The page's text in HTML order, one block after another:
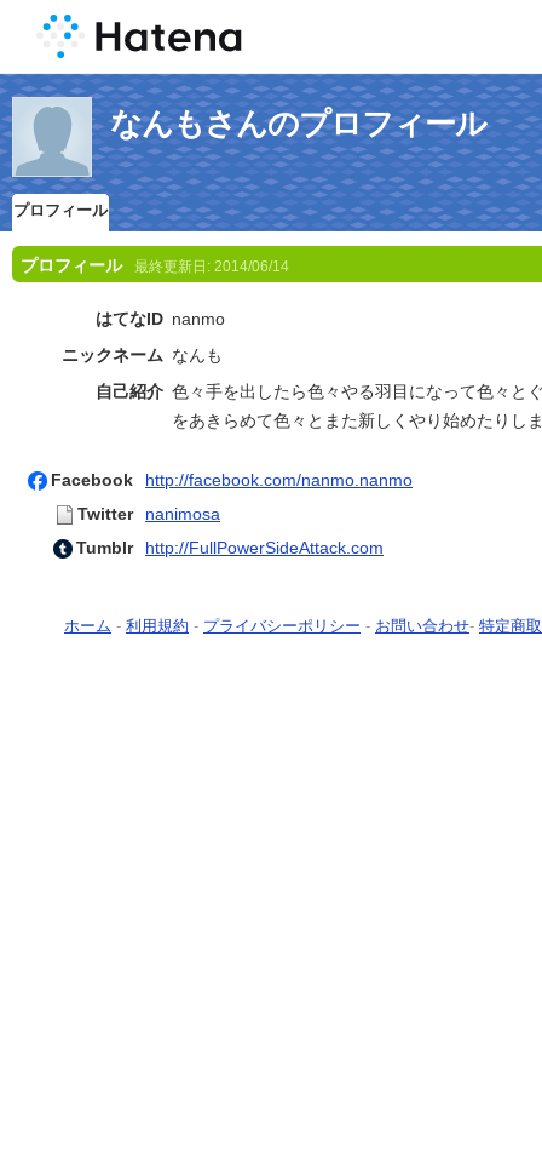
なんもさんのプロフィール
プロフィール
プロフィール 最終更新日: 2014/06/14
はてなID nanmo
ニックネーム なんも
自己紹介 色々手を出したら色々やる羽目になって色々と
をあきらめて色々とまた新しくやり始めたりし
Facebook
http://facebook.com/nanmo.nanmo
Twitter
nanimosa
Tumblr
http://FullPowerSideAttack.com
ホーム - 利用規約 - プライバシーポリシー - お問い合わせ- 特定商